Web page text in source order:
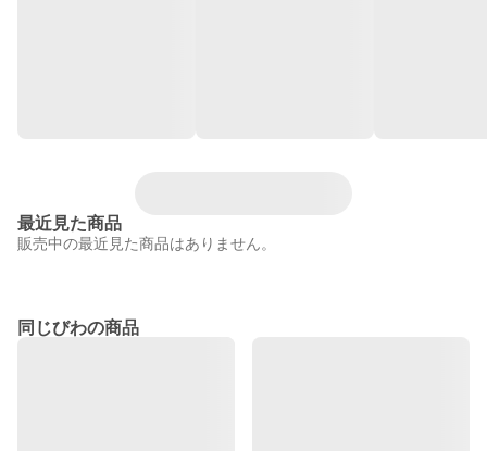
最近見た商品
販売中の最近見た商品はありません。
同じびわの商品